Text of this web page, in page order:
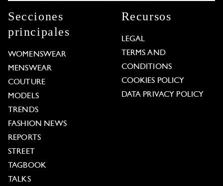
Secciones
principales
WOMENSWEAR
MENSWEAR
COUTURE
MODELS
TRENDS
FASHION NEWS
REPORTS
STREET
TAGBOOK
TALKS
Recursos
LEGAL
TERMS AND
CONDITIONS
COOKIES POLICY
DATA PRIVACY POLICY